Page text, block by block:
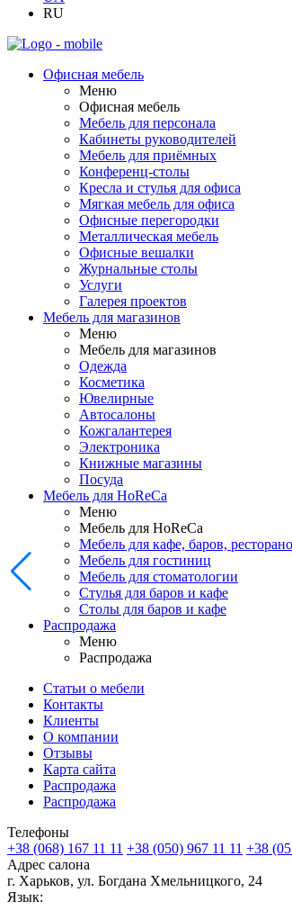
RU
Офисная мебель
Меню
Офисная мебель
Мебель для персонала
Кабинеты руководителей
Мебель для приёмных
Конференц-столы
Кресла и стулья для офиса
Мягкая мебель для офиса
Офисные перегородки
Металлическая мебель
Офисные вешалки
Журнальные столы
Услуги
Галерея проектов
Мебель для магазинов
Меню
Мебель для магазинов
Одежда
Косметика
Ювелирные
Автосалоны
Кожгалантерея
Электроника
Книжные магазины
Посуда
Мебель для HoReCa
Меню
Мебель для HoReCa
Мебель для кафе, баров,
Мебель для гостиниц
Мебель для стоматологии
Стулья для баров и кафе
Столы для баров и кафе
Распродажа
Меню
Распродажа
Статьи о мебели
Контакты
Клиенты
О компании
Отзывы
Карта сайта
Распродажа
Распродажа
Телефоны
+38 (068) 167 11 11 +38 (050) 967 11 11 +38
Адрес салона
г. Харьков, ул. Богдана Хмельницкого, 24
Язык: